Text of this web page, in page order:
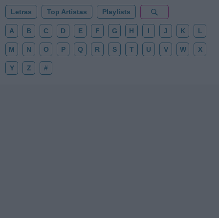
Letras Top Artistas Playlists
A B C D E F G H I J K L
M N O P Q R S T U V W X
Y Z #